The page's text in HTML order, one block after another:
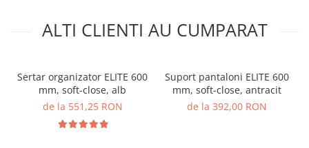
ALTI CLIENTI AU CUMPARAT
Sertar organizator ELITE 600
mm, soft-close, alb
de la 551,25 RON
Suport pantaloni ELITE 600
mm, soft-close, antracit
de la 392,00 RON